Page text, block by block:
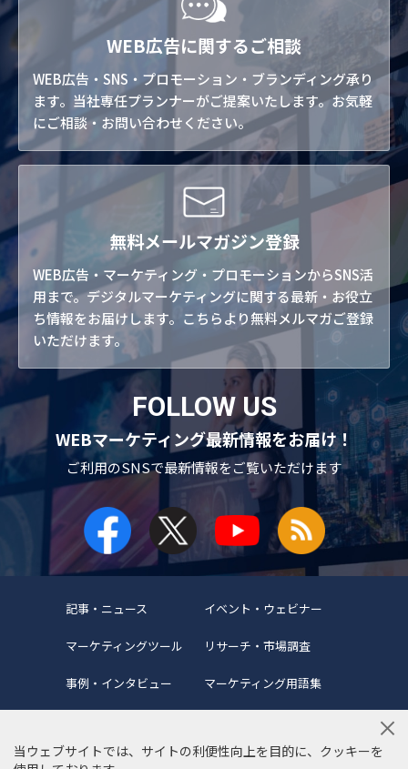
WEB広告に関するご相談
WEB広告・SNS・プロモーション・ブランディング承り
ます。当社専任プランナーがご提案いたします。お気軽
にご相談・お問い合わせください。
無料メールマガジン登録
WEB広告・マーケティング・プロモーションからSNS活
用まで。デジタルマーケティングに関する最新・お役立
ち情報をお届けします。こちらより無料メルマガご登録
いただけます。
FOLLOW US
WEBマーケティング最新情報をお届け！
ご利用のSNSで最新情報をご覧いただけます
記事・ニュース イベント・ウェビナー
マーケティングツール リサーチ・市場調査
事例・インタビュー マーケティング用語集
当ウェブサイトでは、サイトの利便性向上を目的に、クッキーを